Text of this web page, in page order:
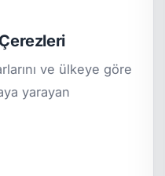
ve ülkeye göre
yarayan